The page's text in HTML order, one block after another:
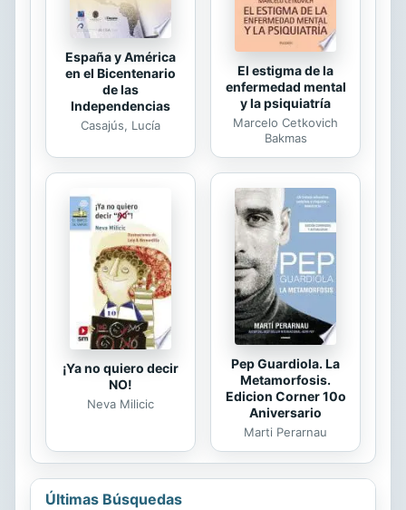
España y América
en el Bicentenario
de las
Independencias
Casajús, Lucía
El estigma de la
enfermedad mental
y la psiquiatría
Marcelo Cetkovich
Bakmas
¡Ya no quiero decir
NO!
Neva Milicic
Pep Guardiola. La
Metamorfosis.
Edicion Corner 10o
Aniversario
Marti Perarnau
Últimas Búsquedas